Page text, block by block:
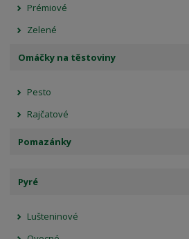
Prémiové
Zelené
Omáčky na těstoviny
Pesto
Rajčatové
Pomazánky
Pyré
Lušteninové